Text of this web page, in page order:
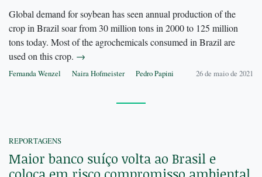
Global demand for soybean has seen annual production of the
crop in Brazil soar from 30 million tons in 2000 to 125 million
tons today. Most of the agrochemicals consumed in Brazil are
used on this crop. →
Fernanda Wenzel Naira Hofmeister Pedro Papini 26 de maio de 2021
REPORTAGENS
Maior banco suíço volta ao Brasil e